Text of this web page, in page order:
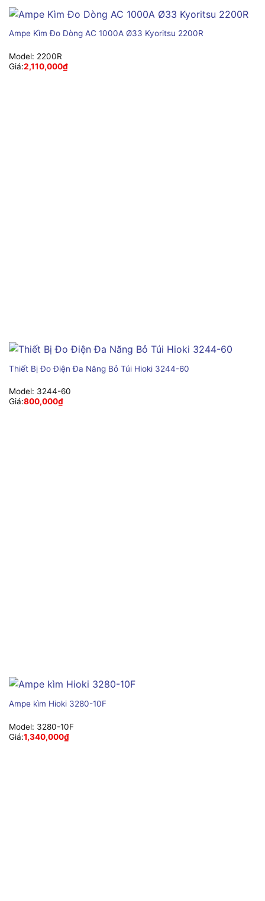
Ampe Kìm Đo Dòng AC 1000A Ø33 Kyoritsu 2200R
Model: 2200R
Giá:2,110,000₫
Thiết Bị Đo Điện Đa Năng Bỏ Túi Hioki 3244-60
Model: 3244-60
Giá:800,000₫
Ampe kìm Hioki 3280-10F
Model: 3280-10F
Giá:1,340,000₫